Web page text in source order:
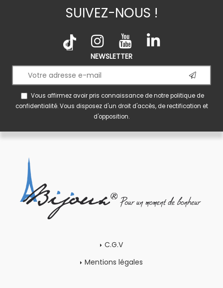
SUIVEZ-NOUS !
NEWSLETTER
Vous affirmez avoir pris connaissance de notrepolitique de
confidentialité. Vous disposez d'un droit d'accès, de rectification et
d'opposition.
C.G.V
Mentions légales